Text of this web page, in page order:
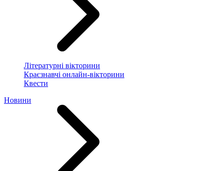
Літературні вікторини
Краєзнавчі онлайн-вікторини
Квести
Новини